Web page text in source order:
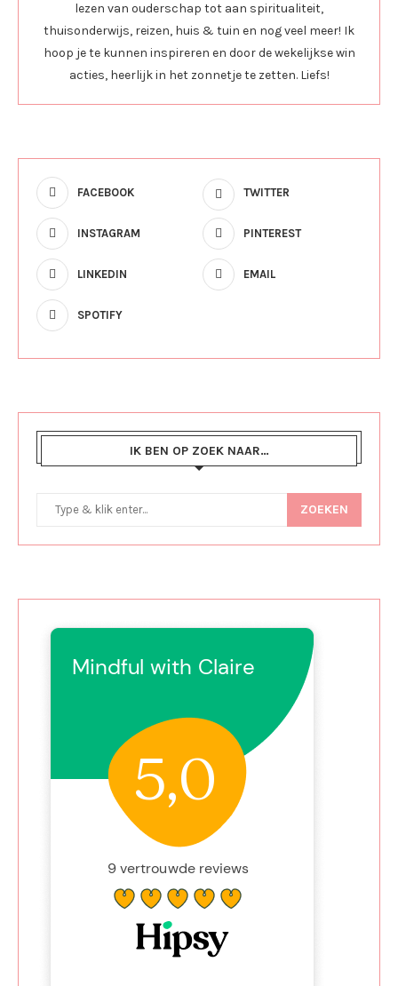
lezen van ouderschap tot aan spiritualiteit,
thuisonderwijs, reizen, huis & tuin en nog veel meer! Ik
hoop je te kunnen inspireren en door de wekelijkse win
acties, heerlijk in het zonnetje te zetten. Liefs!
FACEBOOK TWITTER
INSTAGRAM PINTEREST
LINKEDIN EMAIL
SPOTIFY
IK BEN OP ZOEK NAAR…
ZOEKEN